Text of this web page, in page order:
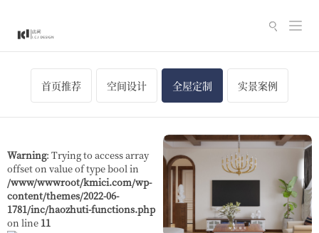
切
换
首页推荐 空间设计 全屋定制 实景案例
Warning: Trying to access array
offset on value of type bool in
/www/wwwroot/kmici.com/wp-
content/themes/2022-06-
1781/inc/haozhuti-functions.php
on line 11